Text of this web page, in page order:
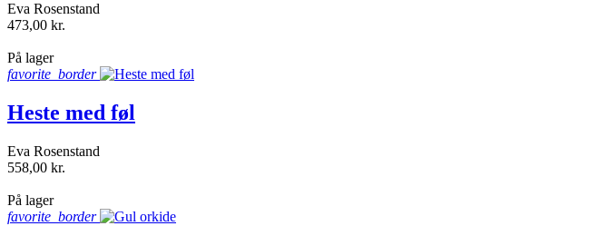
Eva Rosenstand
473,00 kr.
På lager
favorite_border
Heste med føl
Eva Rosenstand
558,00 kr.
På lager
favorite_border